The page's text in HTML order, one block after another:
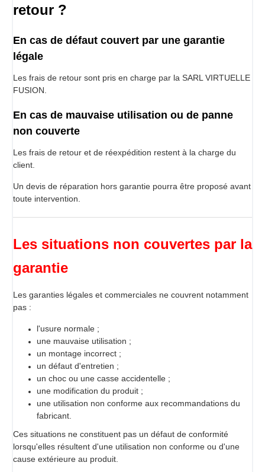
retour ?
En cas de défaut couvert par une garantie
légale
Les frais de retour sont pris en charge par la SARL VIRTUELLE
FUSION.
En cas de mauvaise utilisation ou de panne
non couverte
Les frais de retour et de réexpédition restent à la charge du
client.
Un devis de réparation hors garantie pourra être proposé avant
toute intervention.
Les situations non couvertes par la
garantie
Les garanties légales et commerciales ne couvrent notamment
pas :
l'usure normale ;
une mauvaise utilisation ;
un montage incorrect ;
un défaut d'entretien ;
un choc ou une casse accidentelle ;
une modification du produit ;
une utilisation non conforme aux recommandations du
fabricant.
Ces situations ne constituent pas un défaut de conformité
lorsqu'elles résultent d'une utilisation non conforme ou d'une
cause extérieure au produit.